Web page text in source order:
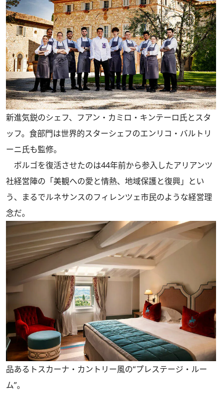
新進気鋭のシェフ、フアン・カミロ・キンテーロ氏とスタ
ッフ。食部門は世界的スターシェフのエンリコ・バルトリ
ーニ氏も監修。
ボルゴを復活させたのは44年前から参入したアリアンツ
社経営陣の「美観への愛と情熱、地域保護と復興」とい
う、まるでルネサンスのフィレンツェ市民のような経営理
念だ。
品あるトスカーナ・カントリー風の“プレステージ・ルー
ム”。